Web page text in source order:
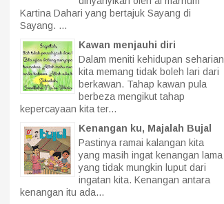
Kartina Dahari yang bertajuk Sayang di
Sayang. ...
Kawan menjauhi diri
Dalam meniti kehidupan seharian
kita memang tidak boleh lari dari
berkawan. Tahap kawan pula
berbeza mengikut tahap
kepercayaan kita ter...
Kenangan ku, Majalah Bujal
Pastinya ramai kalangan kita
yang masih ingat kenangan lama
yang tidak mungkin luput dari
ingatan kita. Kenangan antara
kenangan itu ada...